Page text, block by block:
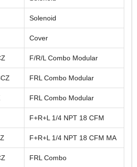
Solenoid
Cover
F/R/L Combo Modular
FRL Combo Modular
FRL Combo Modular
F+R+L 1/4 NPT 18 CFM
F+R+L 1/4 NPT 18 CFM MA
FRL Combo